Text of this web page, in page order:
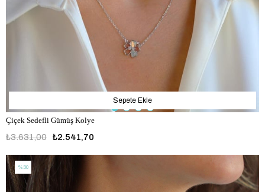
Çiçek Sedefli Gümüş Kolye
₺2.541,70
₺3.631,00
Sepete Ekle
%30